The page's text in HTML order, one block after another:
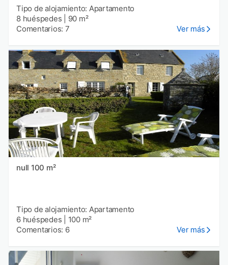
Tipo de alojamiento: Apartamento
8 huéspedes
90 m²
Comentarios: 7
Ver más
null 100 m²
Tipo de alojamiento: Apartamento
6 huéspedes
100 m²
Comentarios: 6
Ver más